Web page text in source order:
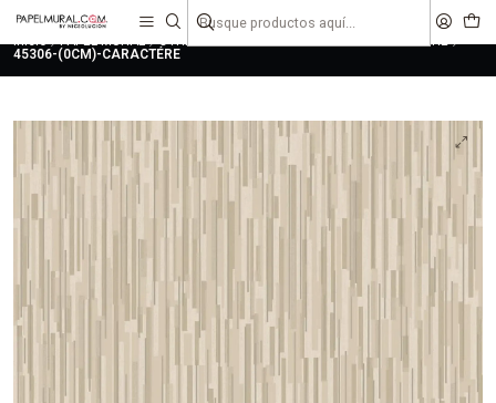
liquidaciones
Inicio PAPEL MURAL OTRAS COLECCIONES
CARACTÉRE
45306-(0CM)-CARACTÉRE